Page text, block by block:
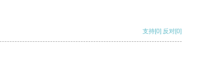
支持[0] 反对[0]